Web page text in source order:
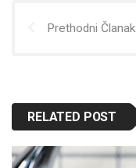
Prethodni Članak
RELATED POST